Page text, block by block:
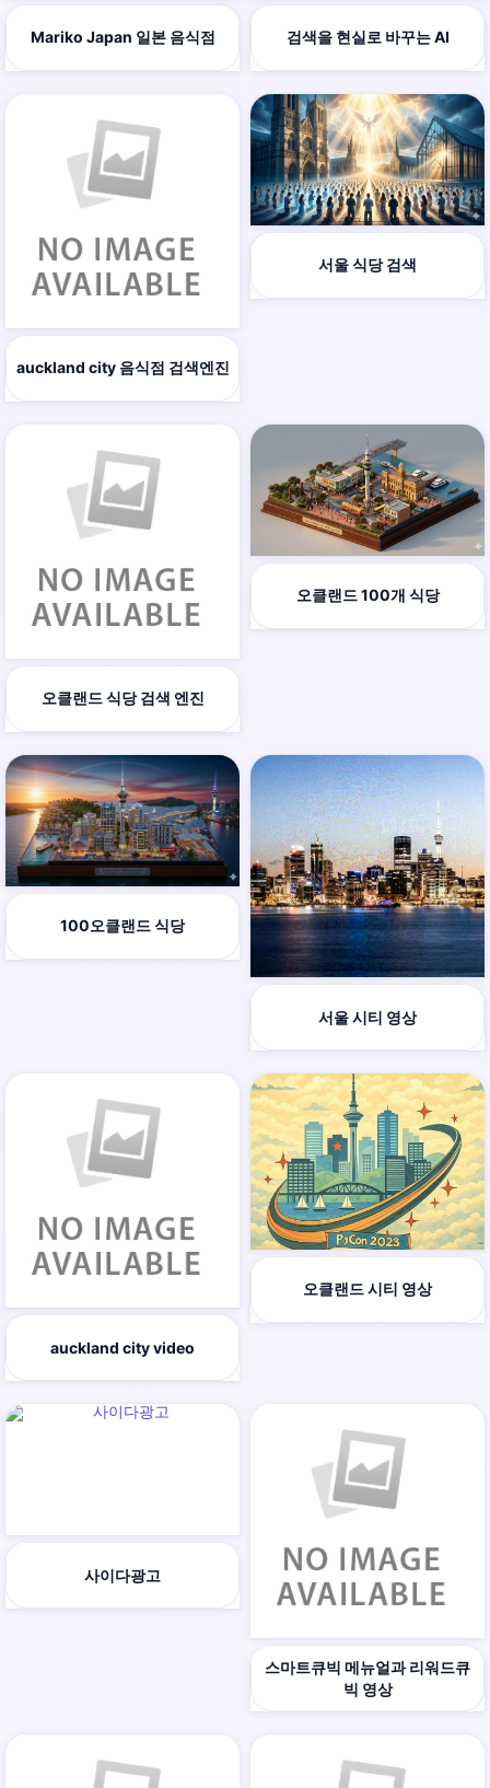
Mariko Japan 일본 음식점 검색을 현실로 바꾸는 AI
auckland city 음식점 검색엔진
서울 식당 검색
오클랜드 식당 검색 엔진
오클랜드 100개 식당
100오클랜드 식당
서울 시티 영상
auckland city video
오클랜드 시티 영상
사이다광고
스마트큐빅 메뉴얼과 리워드큐
빅 영상